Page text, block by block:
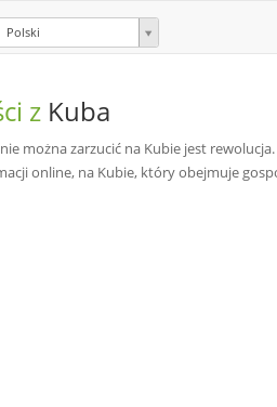
Polski
z Kuba
nie można zarzucić na Kubie jest
online, na Kubie, który obejmuje